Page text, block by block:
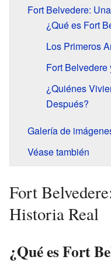
Fort Belvedere:
¿Qué es Fort
Los Primeros
Fort Belvedere
¿Quiénes
Después?
Galería de
Véase también
Fort
Historia Real
¿Qué es Fort